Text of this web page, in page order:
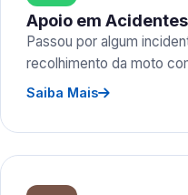
Apoio em Acidentes
Passou por algum
recolhimento da moto
Saiba Mais